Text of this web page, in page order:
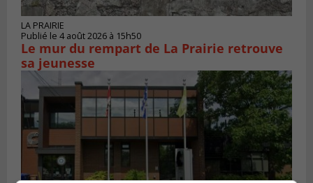
LA PRAIRIE
Publié le 4 août 2026 à 15h50
Le mur du rempart de La Prairie retrouve
sa jeunesse